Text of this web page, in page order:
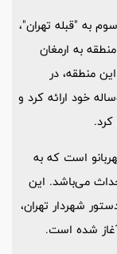
منطقه 20 تهران، موسوم به "قبله تهران"،
به ارمغان
منطقه، در
خود ارائه کرد و
است که به
می‌باشد. این
و به دستور شهردار تهران،
شده است.